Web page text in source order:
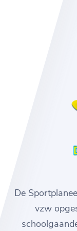
De
vzw